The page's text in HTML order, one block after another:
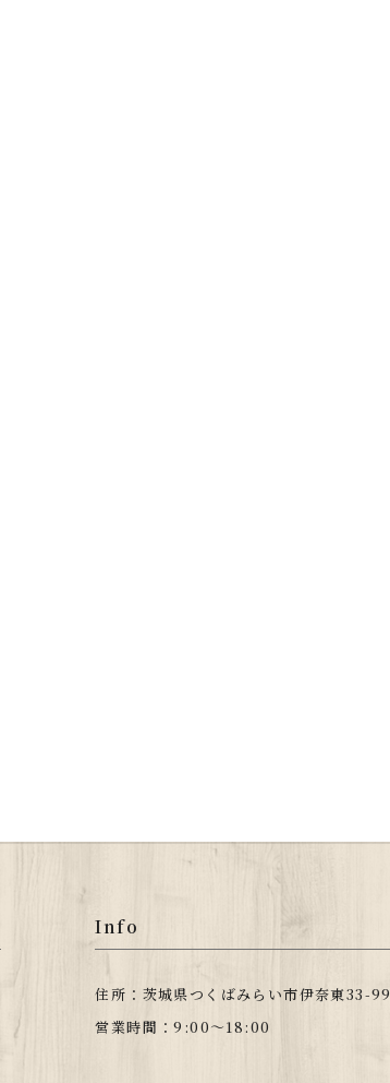
Info
住所：茨城県つくばみらい市伊奈東33-99
営業時間：9:00〜18:00